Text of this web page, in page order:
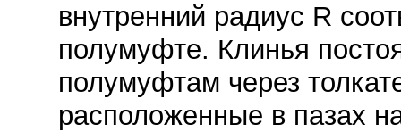
внутренний радиус R
полумуфте. Клинья
полумуфтам через
расположенные в пазах